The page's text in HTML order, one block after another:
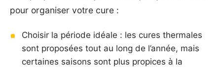
pour organiser votre cure :
Choisir la période idéale : les cures thermales
sont proposées tout au long de l’année, mais
certaines saisons sont plus propices à la